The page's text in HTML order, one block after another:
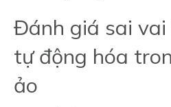
Đánh giá sai
tự động hóa
ảo